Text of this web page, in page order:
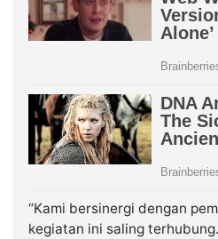
“Kami bersinergi dengan
kegiatan ini saling